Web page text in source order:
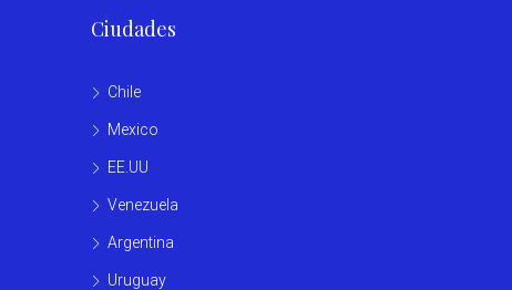
Ciudades
Chile
Mexico
EE.UU
Venezuela
Argentina
Uruguay